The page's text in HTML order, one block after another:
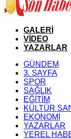
GALERİ
VİDEO
YAZARLAR
GÜNDEM
3. SAYFA
SPOR
SAĞLIK
EĞİTİM
KÜLTÜR
EKONOMİ
YAZARLAR
YEREL